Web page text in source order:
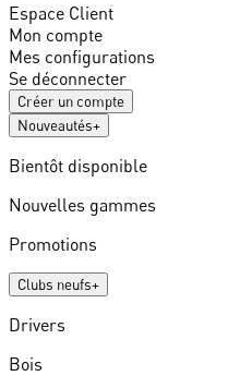
Espace Client
Mon compte
Mes configurations
Se déconnecter
Créer un compte
Nouveautés+
Bientôt disponible
Nouvelles gammes
Promotions
Clubs neufs+
Drivers
Bois